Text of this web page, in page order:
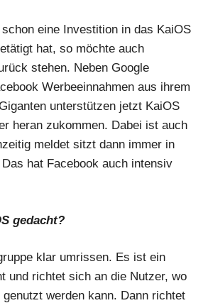
eine Investition in das KaiOS
hat, so möchte auch
stehen. Neben Google
Werbeeinnahmen aus ihrem
unterstützen jetzt KaiOS
heran zukommen. Dabei ist auch
meldet sitzt dann immer in
hat Facebook auch intensiv
gedacht?
klar umrissen. Es ist ein
und richtet sich an die Nutzer, wo
werden kann. Dann richtet